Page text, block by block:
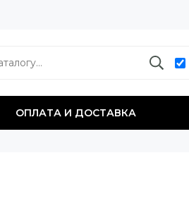
ОПЛАТА И ДОСТАВКА